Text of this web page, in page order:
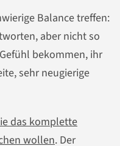
Balance treffen:
aber nicht so
bekommen, ihr
sehr neugierige
das komplette
wollen. Der